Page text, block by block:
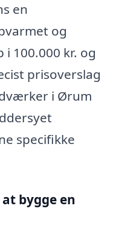
en
og
100.000 kr. og
prisoverslag
i Ørum
specifikke
bygge en